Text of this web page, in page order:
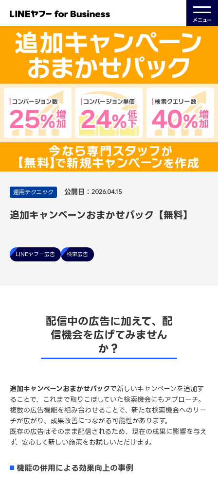
メニュー
運用テクニック 公開日： 2026.04.15
追加キャンペーンおまかせパック【無料】
LINEヤフー広告 検索広告
配信中の広告に加えて、配
信機会を広げてみません
か？
追加キャンペーンおまかせパックで新しいキャンペーンを追加す
ることで、これまで取りこぼしていた検索機会にもアプローチ。
複数の広告機能を組み合わせることで、新たな検索機会へのリー
チが広がり、成果改善につながる可能性があります。
既存の広告はそのまま配信されるため、現在の成果に影響を与え
ず、安心して新しい施策をお試しいただけます。
機能の併用による効果向上の事例